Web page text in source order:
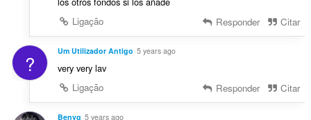
Ligação
Responder Citar
? Um Utilizador Antigo 5 years ago
very very lav
Ligação
Responder Citar
Benyg 5 years ago